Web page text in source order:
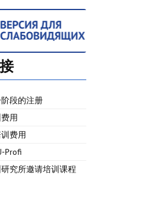
段的注册
用
费用
Profi
究所邀请培训课程